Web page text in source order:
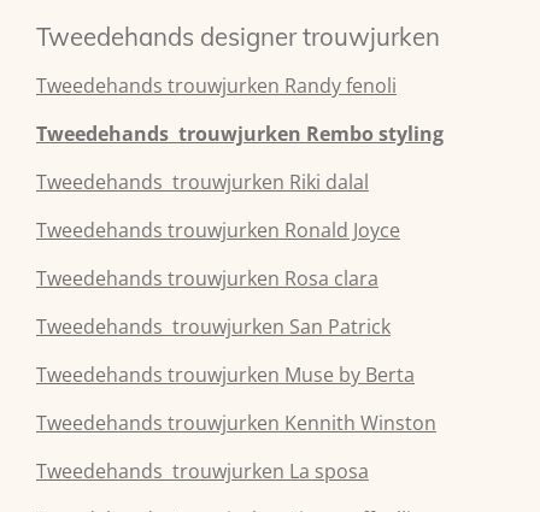
Tweedehands designer trouwjurken
Tweedehands trouwjurken Randy fenoli
Tweedehands trouwjurken Rembo styling
Tweedehands trouwjurken Riki dalal
Tweedehands trouwjurken Ronald Joyce
Tweedehands trouwjurken Rosa clara
Tweedehands trouwjurken San Patrick
Tweedehands trouwjurken Muse by Berta
Tweedehands trouwjurken Kennith Winston
Tweedehands trouwjurken La sposa